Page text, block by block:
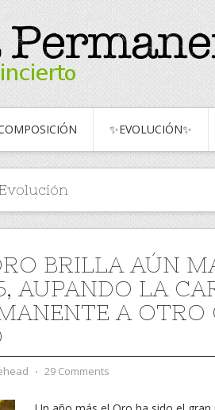
✨EVOLUCIÓN✨
BRILLA AÚN
AUPANDO LA
A OTRO
⋅ 29 Comments